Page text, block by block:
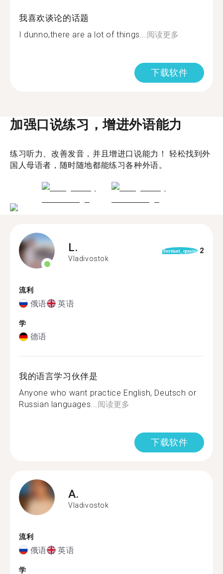
我喜欢谈论的话题
I dunno,there are a lot of things... 阅读更多
下载软件
加强口说练习，增进外语能力
练习听力、改善发音，并且增进口说能力！ 轻松找到外
国人母语者，随时随地都能练习各种外语。
L.
Vladivostok
format_quote 2
流利
俄语 英语
学
德语
我的语言学习伙伴是
Anyone who want practice English, Deutsch or
Russian languages...阅读更多
下载软件
A.
Vladivostok
流利
俄语 英语
学